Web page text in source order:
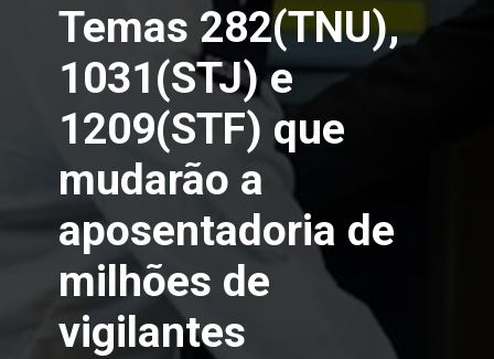
Temas 282(TNU),
1031(STJ) e
1209(STF) que
mudarão a
aposentadoria de
milhões de
vigilantes